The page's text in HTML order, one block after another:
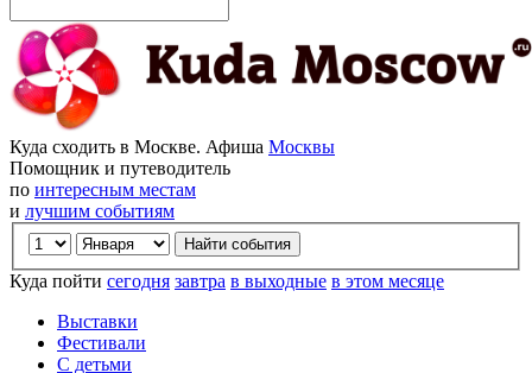
Куда сходить в Москве. Афиша Москвы
Помощник и путеводитель
по интересным местам
и лучшим событиям
Куда пойти сегодня завтра в выходные в этом месяце
Выставки
Фестивали
С детьми